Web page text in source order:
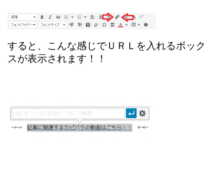
すると、こんな感じでＵＲＬを入れるボック
スが表示されます！！